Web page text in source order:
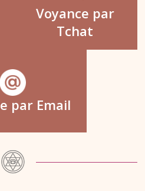
Voyance par
Tchat
par Email